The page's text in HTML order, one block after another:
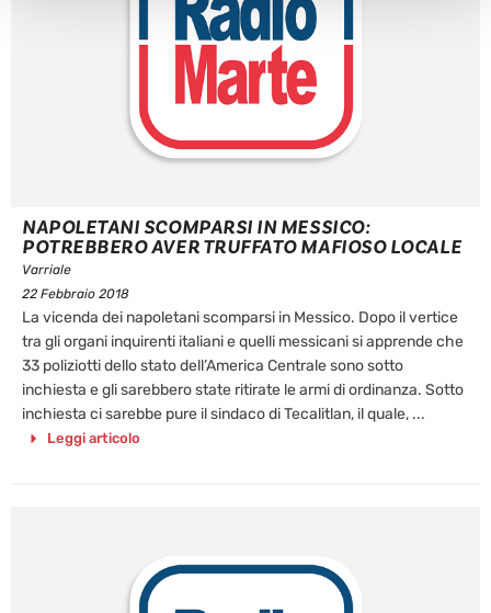
NAPOLETANI SCOMPARSI IN MESSICO:
POTREBBERO AVER TRUFFATO MAFIOSO LOCALE
Varriale
22 Febbraio 2018
La vicenda dei napoletani scomparsi in Messico. Dopo il vertice
tra gli organi inquirenti italiani e quelli messicani si apprende che
33 poliziotti dello stato dell’America Centrale sono sotto
inchiesta e gli sarebbero state ritirate le armi di ordinanza. Sotto
inchiesta ci sarebbe pure il sindaco di Tecalitlan, il quale, ...
Leggi articolo